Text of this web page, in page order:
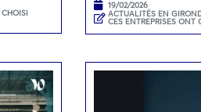
19/02/2026
ACTUALITÉS EN
CES ENTREPRISES ONT